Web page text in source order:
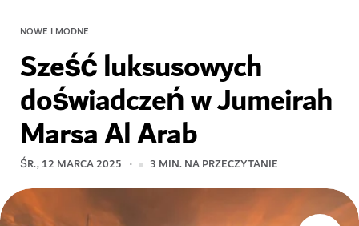
NOWE I MODNE
Sześć luksusowych
doświadczeń w Jumeirah
Marsa Al Arab
ŚR., 12 MARCA 2025 3 MIN. NA PRZECZYTANIE